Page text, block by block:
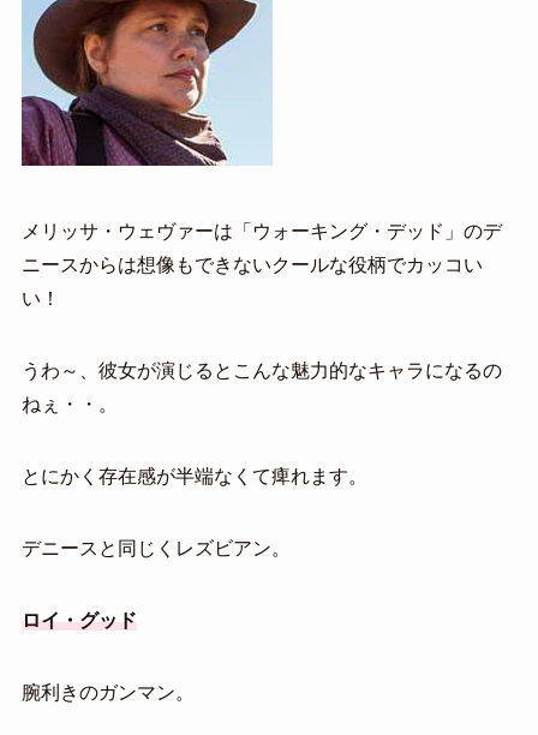
メリッサ・ウェヴァーは「ウォーキング・デッド」のデ
ニースからは想像もできないクールな役柄でカッコい
い！
うわ～、彼女が演じるとこんな魅力的なキャラになるの
ねぇ・・。
とにかく存在感が半端なくて痺れます。
デニースと同じくレズビアン。
ロイ・グッド
腕利きのガンマン。